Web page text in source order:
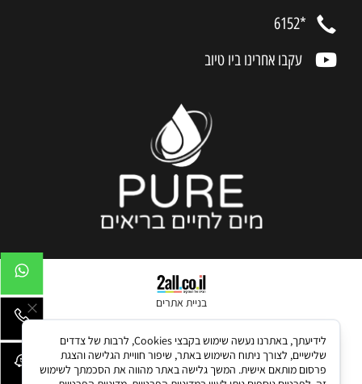
*6152
עקבו אחרינו ביו טיוב
בניית אתרים
לידיעתך, באתרנו נעשה שימוש בקבצי Cookies, לרבות של צדדים
שלישיים, לצורך ניתוח השימוש באתר, שיפור חוויית הגלישה והצגת
פרסום מותאם אישית. המשך גלישה באתר מהווה את הסכמתך לשימוש